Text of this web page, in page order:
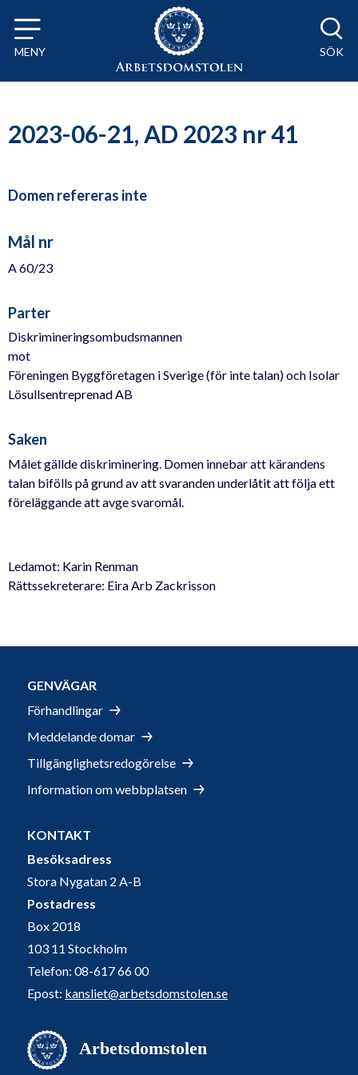
Till innehåll på sidan x
MENY SÖK
2023-06-21, AD 2023 nr 41
Domen refereras inte
Mål nr
A 60/23
Parter
Diskrimineringsombudsmannen
mot
Föreningen Byggföretagen i Sverige (för inte talan) och Isolar
Lösullsentreprenad AB
Saken
Målet gällde diskriminering. Domen innebar att kärandens
talan bifölls på grund av att svaranden underlåtit att följa ett
föreläggande att avge svaromål.
Ledamot: Karin Renman
Rättssekreterare: Eira Arb Zackrisson
GENVÄGAR
Förhandlingar
Meddelande domar
Tillgänglighetsredogörelse
Information om webbplatsen
KONTAKT
Besöksadress
Stora Nygatan 2 A-B
Postadress
Box 2018
103 11 Stockholm
Telefon: 08-617 66 00
Epost: kansliet@arbetsdomstolen.se